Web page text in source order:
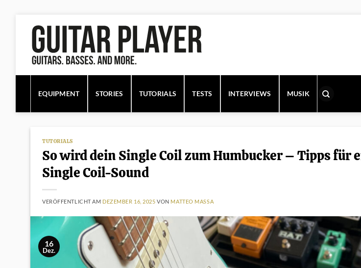
Inhalt
springen
EQUIPMENT STORIES TUTORIALS TESTS INTERVIEWS MUSIK
TUTORIALS
So wird dein Single Coil zum Humbucker – Tipps für
Single Coil-Sound
VERÖFFENTLICHT AM DEZEMBER 16, 2025 VON MATTEO MASSA
16
Dez.